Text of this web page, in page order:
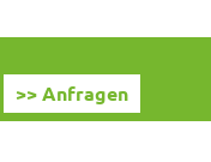
>> Anfragen